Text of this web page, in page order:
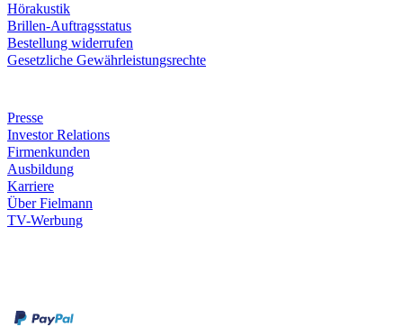
Hörakustik
Brillen-Auftragsstatus
Bestellung widerrufen
Gesetzliche Gewährleistungsrechte
Presse
Investor Relations
Firmenkunden
Ausbildung
Karriere
Über Fielmann
TV-Werbung